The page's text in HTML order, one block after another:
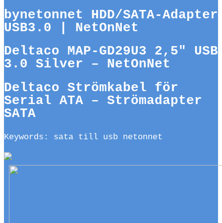
bynetonnet HDD/SATA-Adapter
USB3.0 | NetOnNet
Deltaco MAP-GD29U3 2,5″ USB
3.0 Silver – NetOnNet
Deltaco Strömkabel för
Serial ATA – Strömadapter
SATA
Keywords: sata till usb netonnet